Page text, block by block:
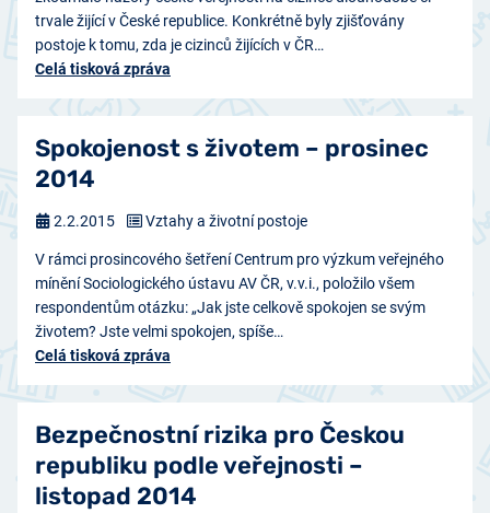
trvale žijící v České republice. Konkrétně byly zjišťovány
postoje k tomu, zda je cizinců žijících v ČR…
Celá tisková zpráva
Spokojenost s životem – prosinec
2014
V rámci prosincového šetření Centrum pro výzkum veřejného
mínění Sociologického ústavu AV ČR, v.v.i., položilo všem
respondentům otázku: „Jak jste celkově spokojen se svým
životem? Jste velmi spokojen, spíše…
Celá tisková zpráva
2.2.2015 Vztahy a životní postoje
Bezpečnostní rizika pro Českou
republiku podle veřejnosti –
listopad 2014